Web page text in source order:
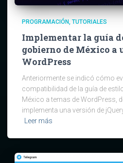
PROGRAMACIÓN TUTORIALES
Implementar la guía
gobierno de México a
WordPress
Anteriormente se indicó cómo
compatibilidad de la guía de
México a temas de WordPress,
implementa una versión de
Leer más